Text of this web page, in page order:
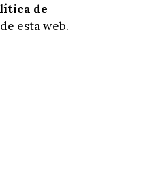
de
de esta web.